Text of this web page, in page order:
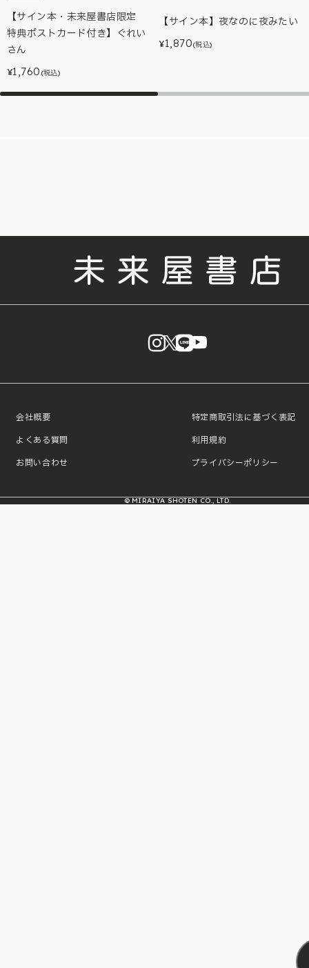
【サイン本・未来屋書店限定
特典ポストカード付き】ぐれい
さん
¥1,760 (税込)
【サイン本】夜なのに夜みたい
¥1,870(税込)
instagram
X LINE
会社概要
よくある質問
お問い合わせ
特定商取引法に基づく表記
利用規約
プライバシーポリシー
© MIRAIYA SHOTEN CO., LTD.